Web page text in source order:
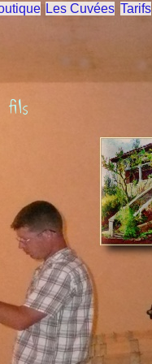
Les Cuvées Tarifs